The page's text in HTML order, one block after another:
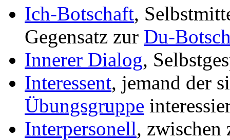
Ich-Botschaft,
Gegensatz zur Du-
Innerer Dialog,
Interessent, jemand der
Übungsgruppe
Interpersonell, zwischen